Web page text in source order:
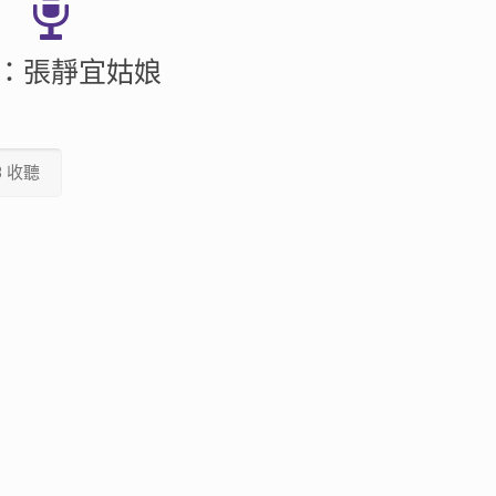
張靜宜姑娘
收聽